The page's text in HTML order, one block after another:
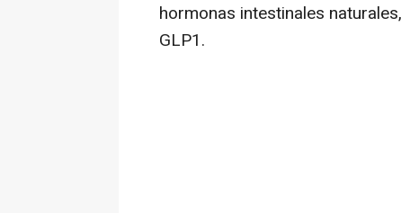
hormonas intestinales
GLP1.